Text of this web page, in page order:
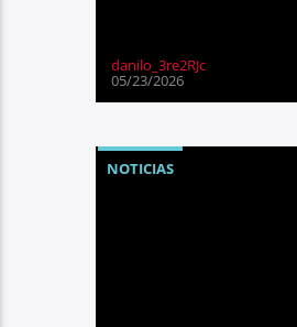
danilo_3re2RJc
05/23/2026
NOTICIAS